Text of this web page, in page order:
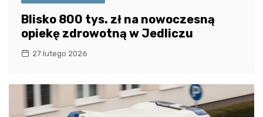
Blisko 800 tys. zł na nowoczesną
opiekę zdrowotną w Jedliczu
27 lutego 2026